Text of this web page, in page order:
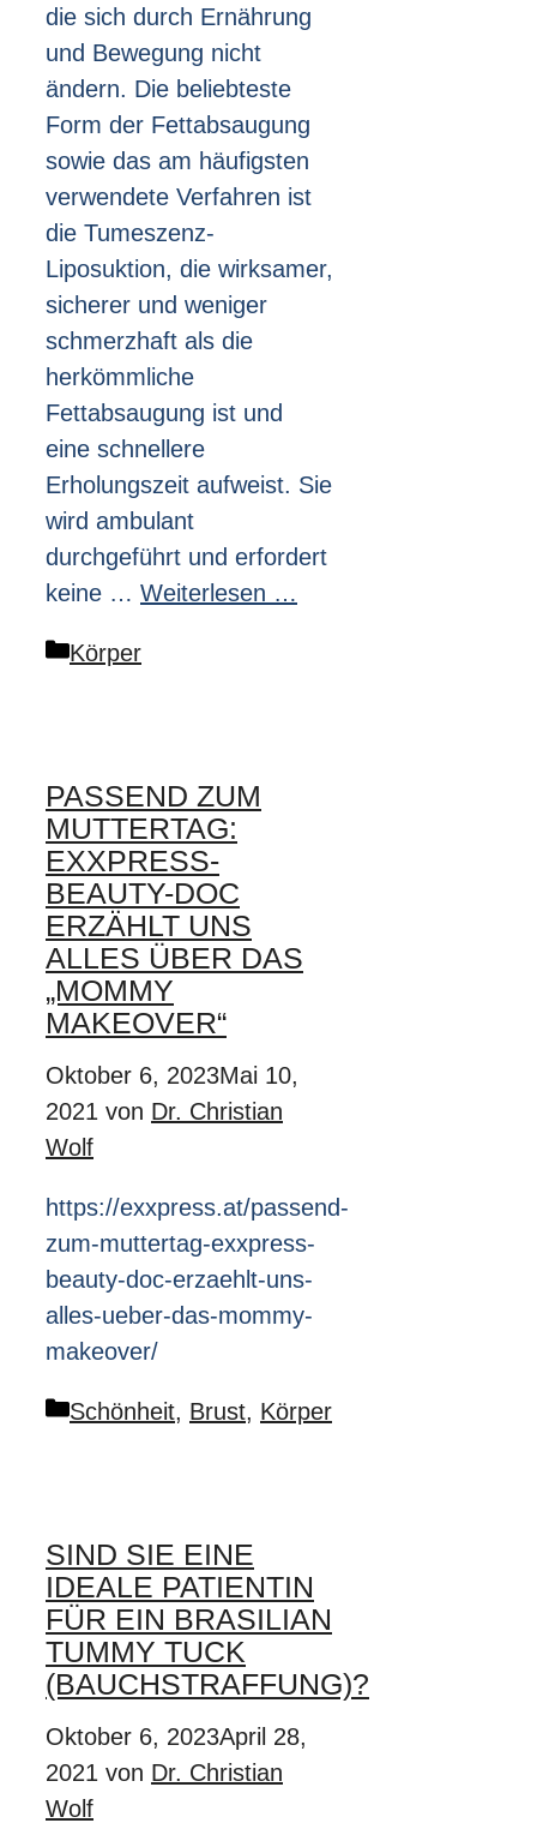
die sich durch Ernährung
und Bewegung nicht
ändern. Die beliebteste
Form der Fettabsaugung
sowie das am häufigsten
verwendete Verfahren ist
die Tumeszenz-
Liposuktion, die wirksamer,
sicherer und weniger
schmerzhaft als die
herkömmliche
Fettabsaugung ist und
eine schnellere
Erholungszeit aufweist. Sie
wird ambulant
durchgeführt und erfordert
keine … Weiterlesen …
Kategorien
Körper
PASSEND ZUM
MUTTERTAG:
EXXPRESS-
BEAUTY-DOC
ERZÄHLT UNS
ALLES ÜBER DAS
„MOMMY
MAKEOVER“
Oktober 6, 2023Mai 10,
2021 von Dr. Christian
Wolf
https://exxpress.at/passend-
zum-muttertag-exxpress-
beauty-doc-erzaehlt-uns-
alles-ueber-das-mommy-
makeover/
Kategorien
Schönheit, Brust, Körper
SIND SIE EINE
IDEALE PATIENTIN
FÜR EIN BRASILIAN
TUMMY TUCK
(BAUCHSTRAFFUNG)?
Oktober 6, 2023April 28,
2021 von Dr. Christian
Wolf